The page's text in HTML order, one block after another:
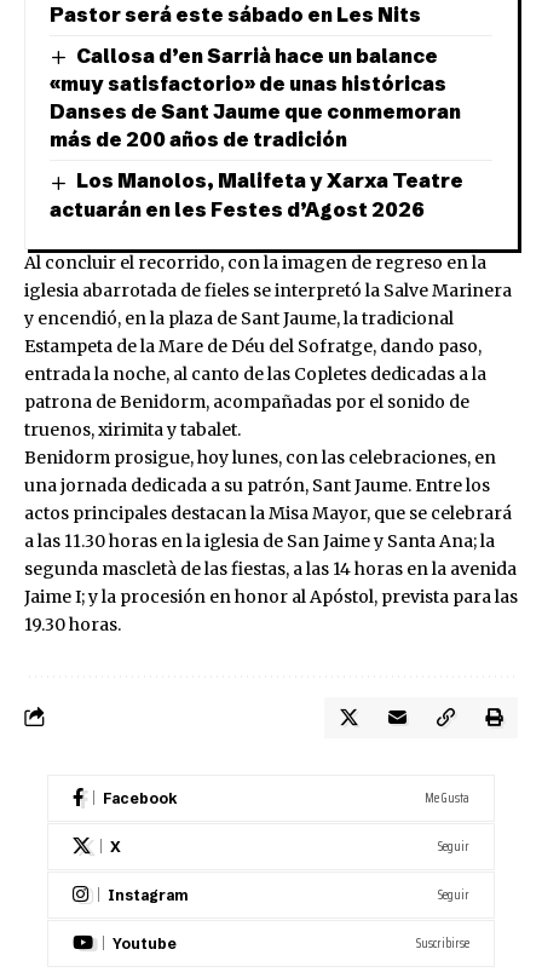
Pastor será este sábado en Les Nits
Callosa d’en Sarrià hace un balance
«muy satisfactorio» de unas históricas
Danses de Sant Jaume que conmemoran
más de 200 años de tradición
Los Manolos, Malifeta y Xarxa Teatre
actuarán en les Festes d’Agost 2026
Al concluir el recorrido, con la imagen de regreso en la
iglesia abarrotada de fieles se interpretó la Salve Marinera
y encendió, en la plaza de Sant Jaume, la tradicional
Estampeta de la Mare de Déu del Sofratge, dando paso,
entrada la noche, al canto de las Copletes dedicadas a la
patrona de Benidorm, acompañadas por el sonido de
truenos, xirimita y tabalet.
Benidorm prosigue, hoy lunes, con las celebraciones, en
una jornada dedicada a su patrón, Sant Jaume. Entre los
actos principales destacan la Misa Mayor, que se celebrará
a las 11.30 horas en la iglesia de San Jaime y Santa Ana; la
segunda mascletà de las fiestas, a las 14 horas en la avenida
Jaime I; y la procesión en honor al Apóstol, prevista para las
19.30 horas.
Facebook Me Gusta
X Seguir
Instagram Seguir
Youtube Suscribirse